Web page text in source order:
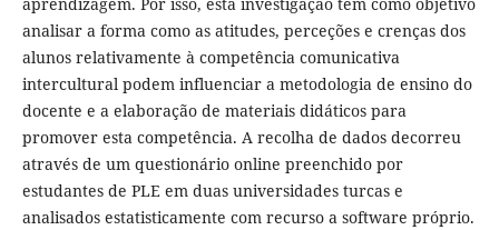
aprendizagem. Por isso, esta investigação tem como objetivo
analisar a forma como as atitudes, perceções e crenças dos
alunos relativamente à competência comunicativa
intercultural podem influenciar a metodologia de ensino do
docente e a elaboração de materiais didáticos para
promover esta competência. A recolha de dados decorreu
através de um questionário online preenchido por
estudantes de PLE em duas universidades turcas e
analisados estatisticamente com recurso a software próprio.